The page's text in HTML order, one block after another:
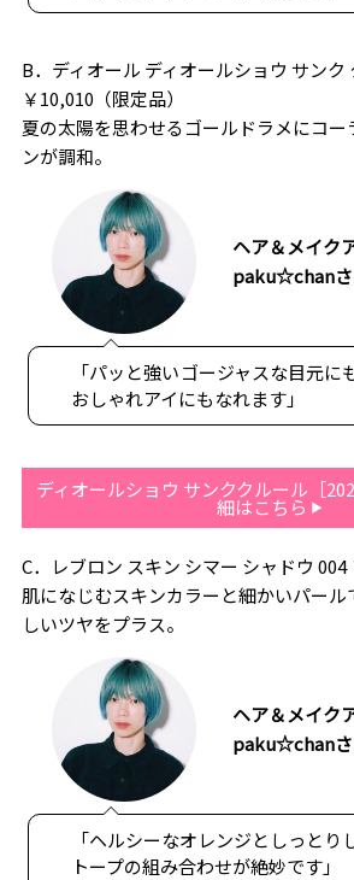
B．ディオール ディオールショウ サンク
￥10,010（限定品）
夏の太陽を思わせるゴールドラメにコー
ンが調和。
ヘア＆メイク
paku☆chan
「パッと強いゴージャスな目元に
おしゃれアイにもなれます」
ディオールショウ サンククルール［
細はこちら
C．レブロン スキン シマー シャドウ 004
肌になじむスキンカラーと細かいパー
しいツヤをプラス。
ヘア＆メイク
paku☆chan
「ヘルシーなオレンジとしっとり
トープの組み合わせが絶妙です」